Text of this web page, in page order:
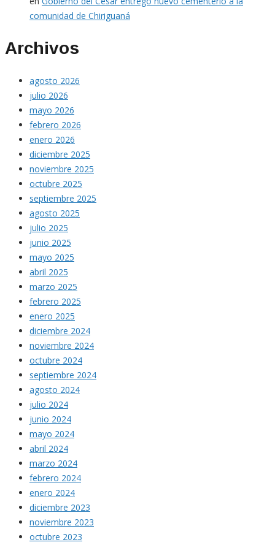
comunidad de Chiriguaná
Archivos
agosto 2026
julio 2026
mayo 2026
febrero 2026
enero 2026
diciembre 2025
noviembre 2025
octubre 2025
septiembre 2025
agosto 2025
julio 2025
junio 2025
mayo 2025
abril 2025
marzo 2025
febrero 2025
enero 2025
diciembre 2024
noviembre 2024
octubre 2024
septiembre 2024
agosto 2024
julio 2024
junio 2024
mayo 2024
abril 2024
marzo 2024
febrero 2024
enero 2024
diciembre 2023
noviembre 2023
octubre 2023